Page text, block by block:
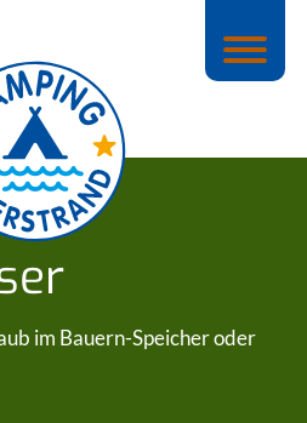
im Bauern-Speicher oder